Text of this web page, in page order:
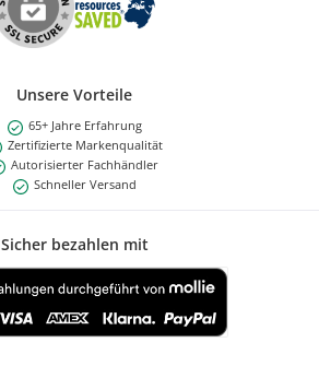
Unsere Vorteile
65+ Jahre Erfahrung
Zertifizierte Markenqualität
Autorisierter Fachhändler
Schneller Versand
Sicher bezahlen mit